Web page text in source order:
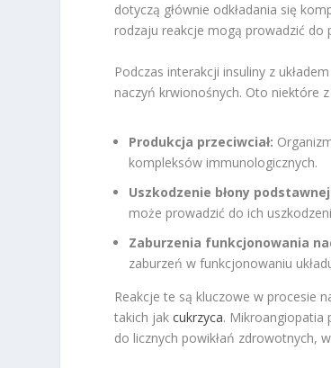
dotyczą głównie odkładania się
rodzaju reakcje mogą prowadzić do
Podczas interakcji insuliny z
naczyń krwionośnych. Oto niektóre
Produkcja przeciwciał:
kompleksów immunologicznych.
Uszkodzenie błony
może prowadzić do ich
Zaburzenia funkcjonowania
zaburzeń w funkcjonowaniu
Reakcje te są kluczowe w procesie
takich jakcukrzyca. Mikroangiopatia
do licznych powikłań zdrowotnych,